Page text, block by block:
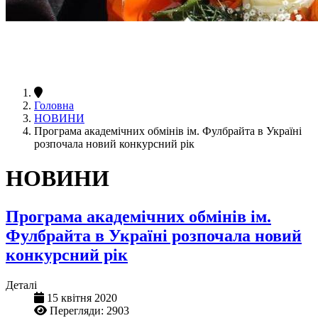
Головна
НОВИНИ
Програма академічних обмінів ім. Фулбрайта в Україні
розпочала новий конкурсний рік
НОВИНИ
Програма академічних обмінів ім.
Фулбрайта в Україні розпочала новий
конкурсний рік
Деталі
15 квітня 2020
Перегляди: 2903